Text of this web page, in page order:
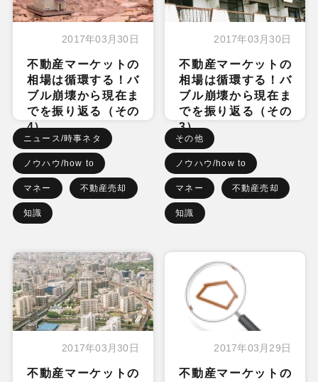
2017年03月30日
不動産マーケットの
相場は循環する！バ
ブル崩壊から現在ま
でを振り返る（その
4）
ニュース/時事ネタ
ノウハウ/how to
マネー 不動産売却
知識
2017年03月30日
不動産マーケットの
相場は循環する！バ
ブル崩壊から現在ま
でを振り返る（その
3）
その他
ノウハウ/how to
マネー 不動産売却
知識
2017年03月30日
不動産マーケットの
2017年03月29日
不動産マーケットの